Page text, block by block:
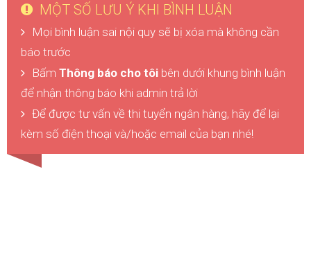
MỘT SỐ LƯU Ý KHI BÌNH LUẬN
Mọi bình luận sai nội quy sẽ bị xóa mà không cần
báo trước
Bấm Thông báo cho tôi bên dưới khung bình luận
để nhận thông báo khi admin trả lời
Để được tư vấn về thi tuyển ngân hàng, hãy để lại
kèm số điện thoại và/hoặc email của bạn nhé!